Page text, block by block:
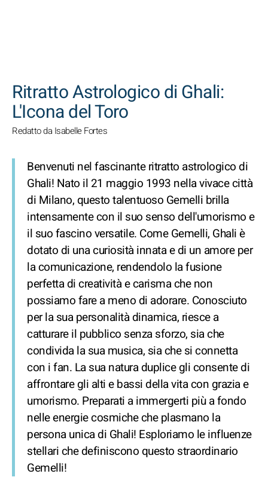
Ritratto Astrologico di Ghali:
L'Icona del Toro
Redatto da Isabelle Fortes
Benvenuti nel fascinante ritratto astrologico di
Ghali! Nato il 21 maggio 1993 nella vivace città
di Milano, questo talentuoso Gemelli brilla
intensamente con il suo senso dell'umorismo e
il suo fascino versatile. Come Gemelli, Ghali è
dotato di una curiosità innata e di un amore per
la comunicazione, rendendolo la fusione
perfetta di creatività e carisma che non
possiamo fare a meno di adorare. Conosciuto
per la sua personalità dinamica, riesce a
catturare il pubblico senza sforzo, sia che
condivida la sua musica, sia che si connetta
con i fan. La sua natura duplice gli consente di
affrontare gli alti e bassi della vita con grazia e
umorismo. Preparati a immergerti più a fondo
nelle energie cosmiche che plasmano la
persona unica di Ghali! Esploriamo le influenze
stellari che definiscono questo straordinario
Gemelli!